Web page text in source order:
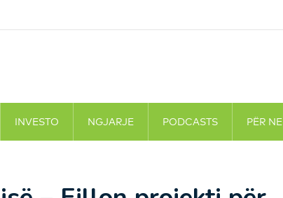
INVESTO NGJARJE PODCASTS PËR NE